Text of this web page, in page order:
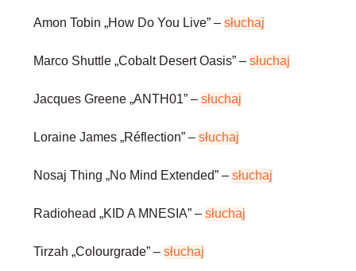
Amon Tobin „How Do You Live” –słuchaj
Marco Shuttle „Cobalt Desert Oasis” –słuchaj
Jacques Greene „ANTH01” –słuchaj
Loraine James „Réflection” –słuchaj
Nosaj Thing „No Mind Extended” –słuchaj
Radiohead „KID A MNESIA” –słuchaj
Tirzah „Colourgrade” –słuchaj